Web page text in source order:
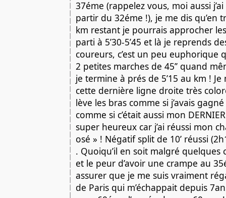
37éme (rappelez vous, moi aussi
partir du 32éme !), je me dis qu’en
km restant je pourrais approcher
parti à 5’30-5’45 et là je reprends
coureurs, c’est un peu euphorique
2 petites marches de 45’’ quand
je termine à prés de 5’15 au km !
cette dernière ligne droite très
lève les bras comme si j’avais
comme si c’était aussi mon
super heureux car j’ai réussi mon
osé » ! Négatif split de 10’ réussi
. Quoiqu’il en soit malgré quelques
et le peur d’avoir une crampe au
assurer que je me suis vraiment
de Paris qui m’échappait depuis